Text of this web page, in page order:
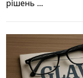
рішень ...